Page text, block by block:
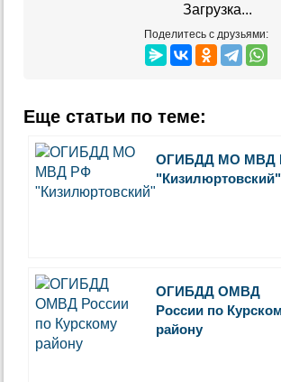
Загрузка...
Поделитесь с друзьями:
Еще статьи по теме:
ОГИБДД МО МВД
"Кизилюртовский"
ОГИБДД ОМВД
России по
району